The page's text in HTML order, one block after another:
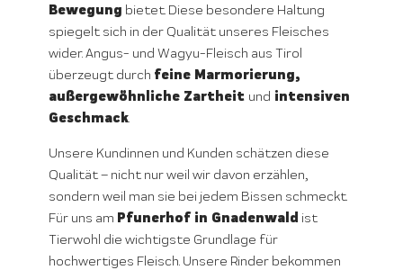
Bewegung bietet. Diese besondere Haltung
spiegelt sich in der Qualität unseres Fleisches
wider. Angus- und Wagyu-Fleisch aus Tirol
überzeugt durch feine Marmorierung,
außergewöhnliche Zartheit und intensiven
Geschmack.
Unsere Kundinnen und Kunden schätzen diese
Qualität – nicht nur weil wir davon erzählen,
sondern weil man sie bei jedem Bissen schmeckt.
Für uns am Pfunerhof in Gnadenwald ist
Tierwohl die wichtigste Grundlage für
hochwertiges Fleisch. Unsere Rinder bekommen